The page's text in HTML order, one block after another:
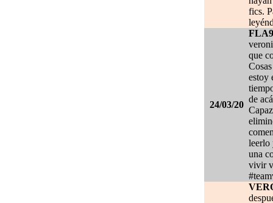
fics.
24/03/20
que
estoy
de
leerlo
una
vivir